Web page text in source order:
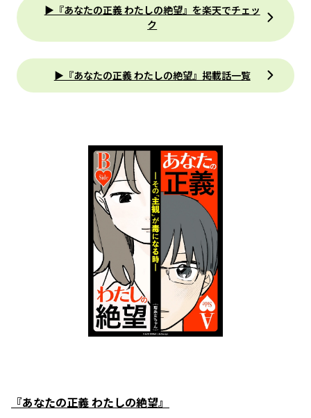
▶『あなたの正義 わたしの絶望』を楽天でチェッ
ク
▶『あなたの正義 わたしの絶望』掲載話一覧
『あなたの正義 わたしの絶望』